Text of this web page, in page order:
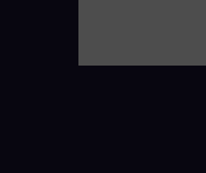
Energy. Siemens Energy
90 Ländern und erzielte im